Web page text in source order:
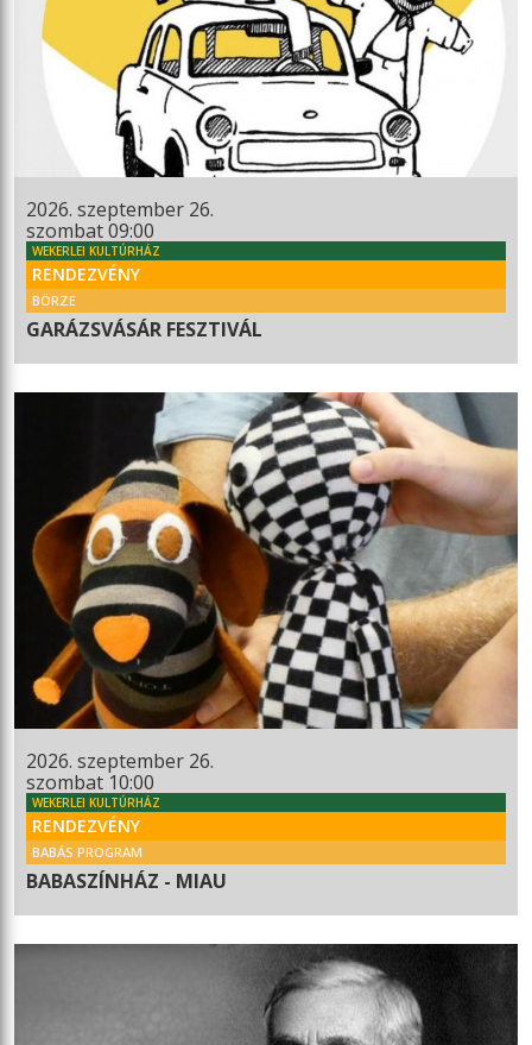
2026. szeptember 26.
szombat 09:00
WEKERLEI KULTÚRHÁZ
RENDEZVÉNY
BÖRZE
GARÁZSVÁSÁR FESZTIVÁL
2026. szeptember 26.
szombat 10:00
WEKERLEI KULTÚRHÁZ
RENDEZVÉNY
BABÁS PROGRAM
BABASZÍNHÁZ - MIAU